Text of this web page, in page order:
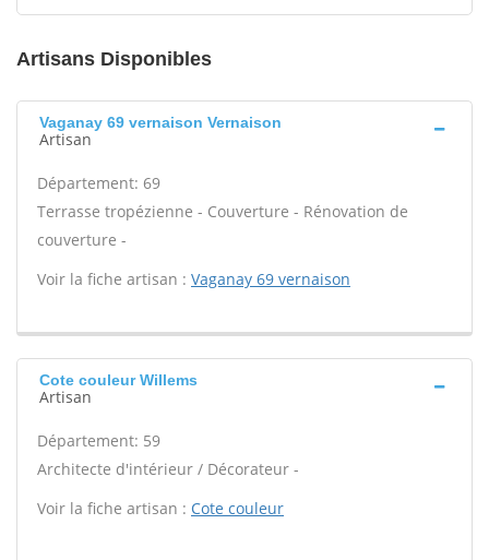
Artisans Disponibles
Vaganay 69 vernaison Vernaison
Artisan
Département: 69
Terrasse tropézienne - Couverture - Rénovation de
couverture -
Voir la fiche artisan : Vaganay 69 vernaison
Cote couleur Willems
Artisan
Département: 59
Architecte d'intérieur / Décorateur -
Voir la fiche artisan : Cote couleur